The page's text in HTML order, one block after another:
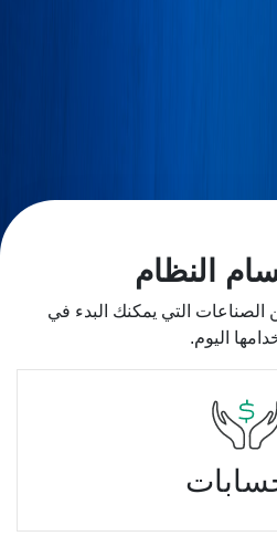
النظام
الصناعات التي يمكنك البدء في
اليوم.